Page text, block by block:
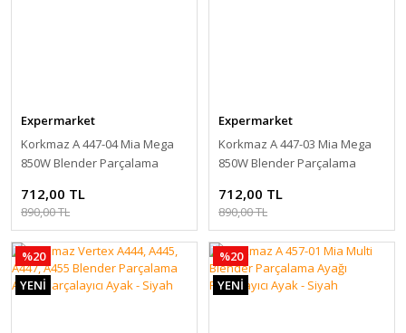
Expermarket
Korkmaz A 447-04 Mia Mega
850W Blender Parçalama
712,00 TL
890,00 TL
Expermarket
Korkmaz A 447-03 Mia Mega
850W Blender Parçalama
712,00 TL
890,00 TL
%20
YENİ
%20
YENİ